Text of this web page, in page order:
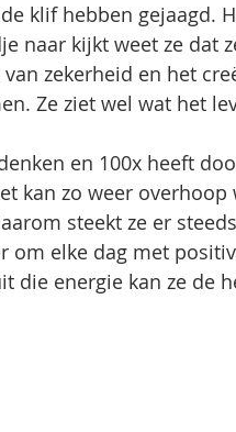
klif hebben gejaagd.
naar kijkt weet ze dat
zekerheid en het
Ze ziet wel wat het
en 100x heeft
kan zo weer
steekt ze er
om elke dag met
die energie kan ze de